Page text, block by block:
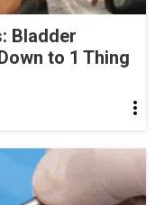
Bladder
to 1 Thing